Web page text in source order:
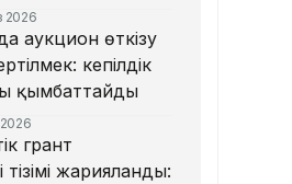
2026
аукцион өткізу
кепілдік
қымбаттайды
грант
тізімі жарияланды: